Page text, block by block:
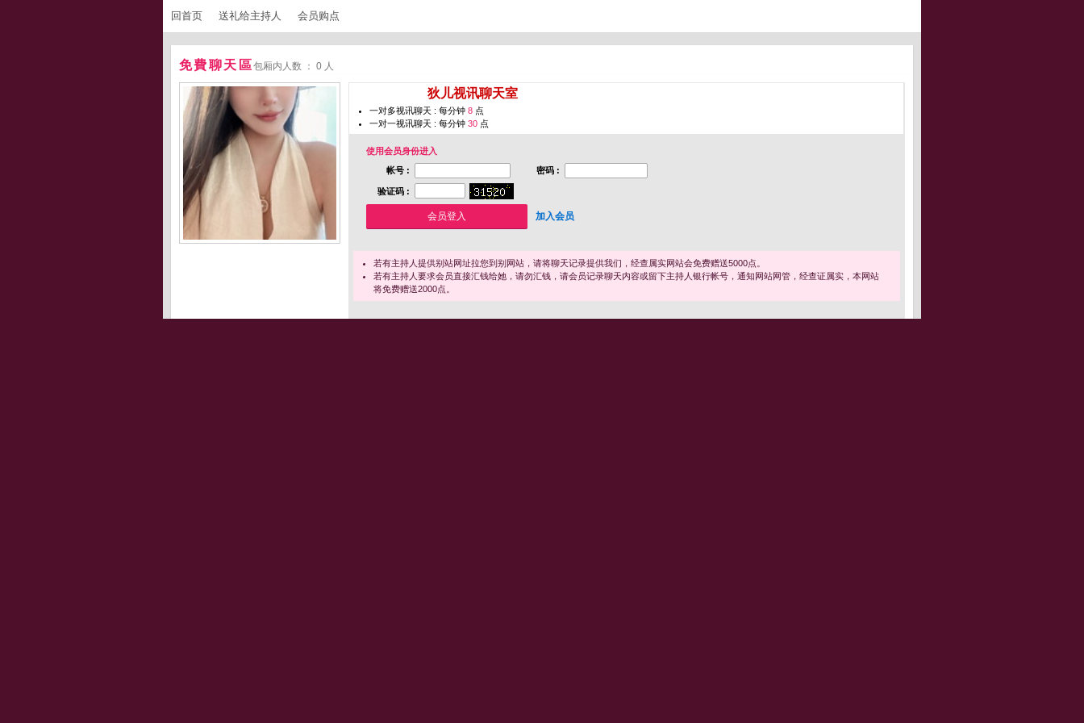
回首页 送礼给主持人 会员购点
免費聊天區包厢内人数 ： 0 人
狄儿视讯聊天室
一对多视讯聊天 : 每分钟 8 点
一对一视讯聊天 : 每分钟 30 点
使用会员身份进入
帐号 :
密码 :
验证码 :
加入会员
若有主持人提供别站网址拉您到别网站，请将聊天记录提供我们，经查属实网站会免费赠送5000点。
若有主持人要求会员直接汇钱给她，请勿汇钱，请会员记录聊天内容或留下主持人银行帐号，通知网站网管，经查证属实，本网站
将免费赠送2000点。